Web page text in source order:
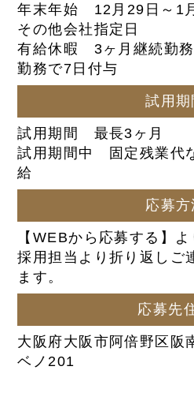
年末年始 12月29日～1
その他会社指定日
有給休暇 3ヶ月継続勤
勤務で7日付与
試用期
試用期間 最長3ヶ月
試用期間中 固定残業代
給
応募方
【WEBから応募する】
採用担当より折り返しご
ます。
応募先
大阪府大阪市阿倍野区阪
ベノ201